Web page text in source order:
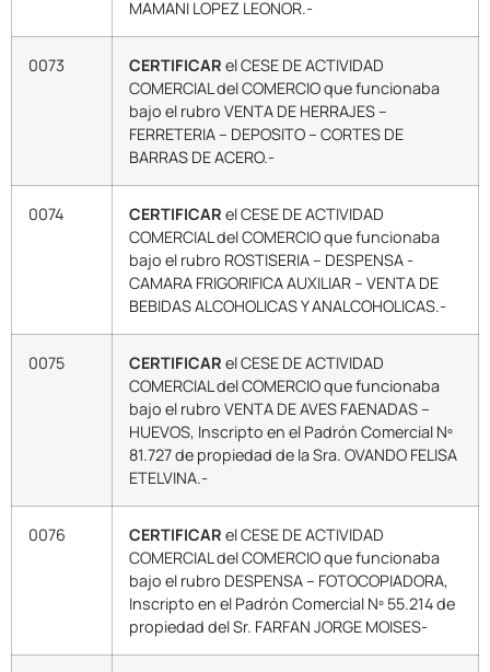
MAMANI LOPEZ LEONOR.-
0073 CERTIFICAR el CESE DE ACTIVIDAD
COMERCIAL del COMERCIO que funcionaba
bajo el rubro VENTA DE HERRAJES –
FERRETERIA – DEPOSITO – CORTES DE
BARRAS DE ACERO.-
0074 CERTIFICAR el CESE DE ACTIVIDAD
COMERCIAL del COMERCIO que funcionaba
bajo el rubro ROSTISERIA – DESPENSA -
CAMARA FRIGORIFICA AUXILIAR – VENTA DE
BEBIDAS ALCOHOLICAS Y ANALCOHOLICAS.-
0075 CERTIFICAR el CESE DE ACTIVIDAD
COMERCIAL del COMERCIO que funcionaba
bajo el rubro VENTA DE AVES FAENADAS –
HUEVOS, Inscripto en el Padrón Comercial Nº
81.727 de propiedad de la Sra. OVANDO FELISA
ETELVINA.-
0076 CERTIFICAR el CESE DE ACTIVIDAD
COMERCIAL del COMERCIO que funcionaba
bajo el rubro DESPENSA – FOTOCOPIADORA,
Inscripto en el Padrón Comercial Nº 55.214 de
propiedad del Sr. FARFAN JORGE MOISES-